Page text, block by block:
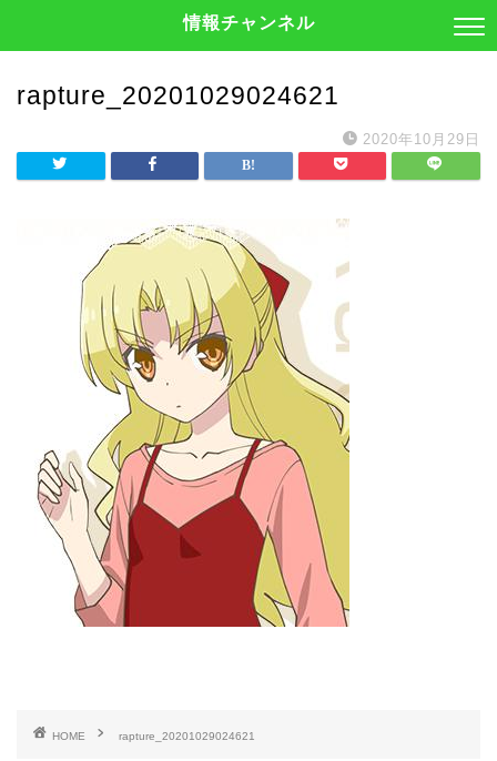
情報チャンネル
rapture_20201029024621
2020年10月29日
HOME rapture_20201029024621